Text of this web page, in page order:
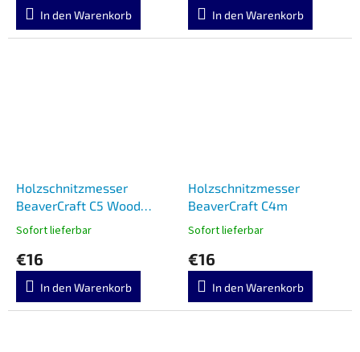
In den Warenkorb In den Warenkorb
Holzschnitzmesser
BeaverCraft C5 Wood
Carving Bench Knife
Sofort lieferbar
€16
In den Warenkorb
Holzschnitzmesser
BeaverCraft C4m
Sofort lieferbar
€16
In den Warenkorb